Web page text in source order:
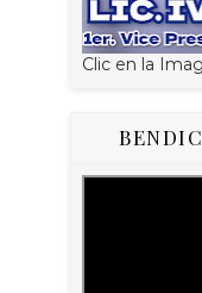
Clic en la